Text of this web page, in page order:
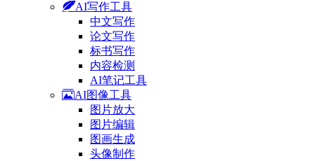
AI写作工具
中文写作
论文写作
标书写作
内容检测
AI笔记工具
AI图像工具
图片放大
图片编辑
图画生成
头像制作